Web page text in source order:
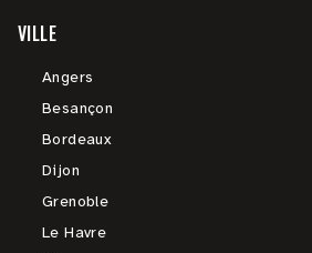
VILLE
Angers
Besançon
Bordeaux
Dijon
Grenoble
Le Havre